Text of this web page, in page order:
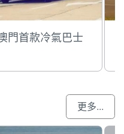
門首款冷氣巴士
更多...